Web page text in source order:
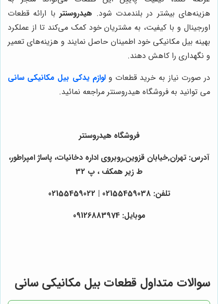
هزینه‌های بیشتر در بلندمدت شود. هیدروسنتربا ارائه قطعات
اورجینال و با کیفیت، به مشتریان خود کمک می‌کند تا از عملکرد
بهینه بیل مکانیکی خود اطمینان حاصل نمایند و هزینه‌های تعمیر
و نگهداری را کاهش دهند.
در صورت نیاز به خرید قطعات ولوازم یدکی بیل مکانیکی سانی
می توانید به فروشگاه هیدروسنتر مراجعه نمائید.
فروشگاه هیدروسنتر
آدرس: تهران,خیابان قزوین,روبروی اداره دخانیات، پاساژ امپراطور،
ط زیر همکف ، پ 32
تلفن: 02155459038 | 02155459022
موبایل: 09126883974
سوالات متداول قطعات بیل مکانیکی سانی